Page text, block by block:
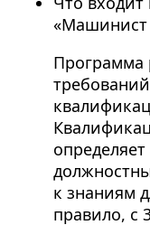
Программа
к знаниям
правило, с